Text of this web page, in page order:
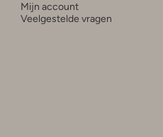
Mijn account
Veelgestelde vragen